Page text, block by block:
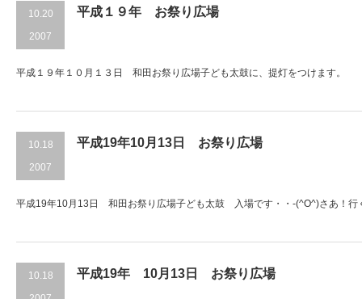
10.20
2007
平成１９年 お祭り広場
平成１９年１０月１３日 和田お祭り広場子ども太鼓に、提灯をつけます。
10.18
2007
平成19年10月13日 お祭り広場
平成19年10月13日 和田お祭り広場子ども太鼓 入場です・・-(^O^)さあ！行
10.18
平成19年 10月13日 お祭り広場